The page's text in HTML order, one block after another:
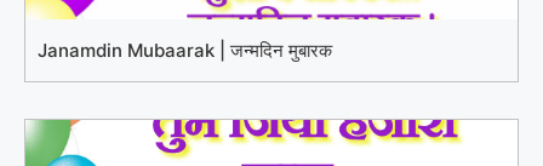
Janamdin Mubaarak | जन्मदिन मुबारक